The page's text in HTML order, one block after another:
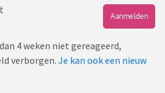
Aanmelden
4 weken niet gereageerd,
verborgen. Je kan ook een nieuw